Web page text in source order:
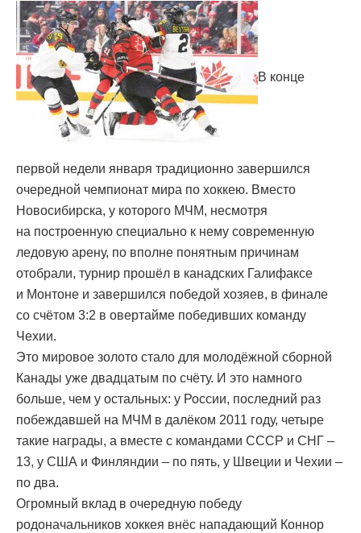
В конце
первой недели января традиционно завершился
очередной чемпионат мира по хоккею. Вместо
Новосибирска, у которого МЧМ, несмотря
на построенную специально к нему современную
ледовую арену, по вполне понятным причинам
отобрали, турнир прошёл в канадских Галифаксе
и Монтоне и завершился победой хозяев, в финале
со счётом 3:2 в овертайме победивших команду
Чехии.
Это мировое золото стало для молодёжной сборной
Канады уже двадцатым по счёту. И это намного
больше, чем у остальных: у России, последний раз
побеждавшей на МЧМ в далёком 2011 году, четыре
такие награды, а вместе с командами СССР и СНГ –
13, у США и Финляндии – по пять, у Швеции и Чехии –
по два.
Огромный вклад в очередную победу
родоначальников хоккея внёс нападающий Коннор